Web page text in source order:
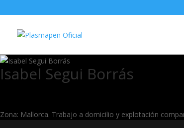
Isabel Segui Borrás
Zona: Mallorca. Trabajo a domicilio y explotación